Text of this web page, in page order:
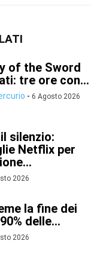
of the Sword
tre ore con...
- 6 Agosto 2026
silenzio:
Netflix per
2026
la fine dei
delle...
2026